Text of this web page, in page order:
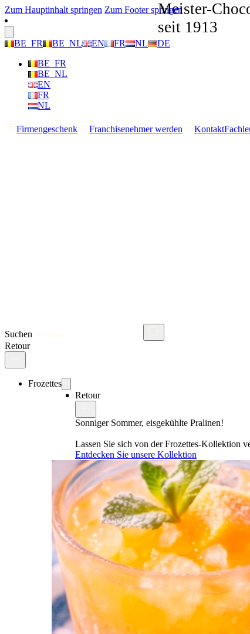
Zum Hauptinhalt springen Zum Footer springen
BE_FR BE_NL EN FR NL
DE
BE_FR
BE_NL
EN
FR
NL
Firmengeschenk Franchisenehmer werden Kontakt
Suchen
Retour
Frozettes
Retour
Sonniger Sommer, eisgekühlte Pralinen!
Lassen Sie sich von der Frozettes-Kollektion
Entdecken Sie unsere Kollektion
Meister-
seit 1913